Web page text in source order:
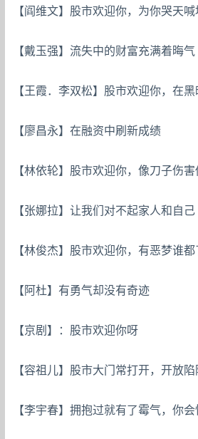
【阎维文】股市欢迎你，为你哭天喊
【戴玉强】流失中的财富充满着晦气
【王霞．李双松】股市欢迎你，在
【廖昌永】在融资中刷新成绩
【林依轮】股市欢迎你，像刀子伤害
【张娜拉】让我们对不起家人和自己
【林俊杰】股市欢迎你，有恶梦谁
【阿杜】有勇气却没有奇迹
【京剧】：股市欢迎你呀
【容祖儿】股市大门常打开，开放
【李宇春】拥抱过就有了霉气，你